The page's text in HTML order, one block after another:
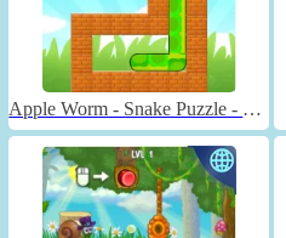
Apple Worm - Snake Puzzle - Unblocked